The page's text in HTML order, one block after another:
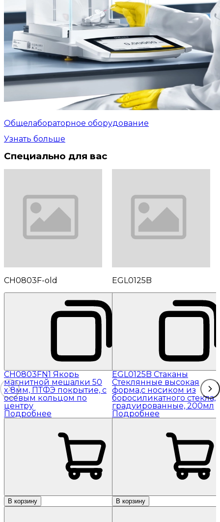
Общелабораторное оборудование
Узнать больше
Специально для вас
CH0803F-old
CH0803FN1 Якорь
магнитной мешалки 50
x 8мм, ПТФЭ покрытие, с
осевым кольцом по
центру
Подробнее
В корзину
EGL0125B
EGL0125B Стаканы
Стеклянные высокая
форма,с носиком из
боросиликатного стекла,
градуированные, 200мл
Подробнее
В корзину